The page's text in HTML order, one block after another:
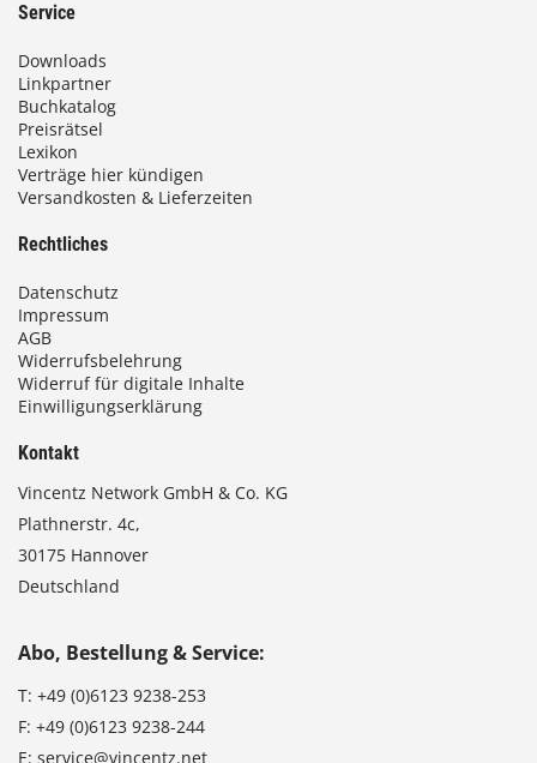
Service
Downloads
Linkpartner
Buchkatalog
Preisrätsel
Lexikon
Verträge hier kündigen
Versandkosten & Lieferzeiten
Rechtliches
Datenschutz
Impressum
AGB
Widerrufsbelehrung
Widerruf für digitale Inhalte
Einwilligungserklärung
Kontakt
Vincentz Network GmbH & Co. KG
Plathnerstr. 4c,
30175 Hannover
Deutschland
Abo, Bestellung & Service:
T: +49 (0)6123 9238-253
F: +49 (0)6123 9238-244
E: service@vincentz.net